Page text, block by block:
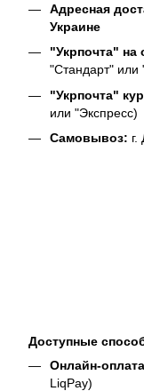
Адресная
Украине
"Укрпочта" на
"Стандарт" или
"Укрпочта"
или "Экспресс)
Самовывоз:
Доступные
Онлайн-
LiqPay)